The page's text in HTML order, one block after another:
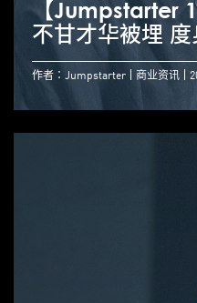
【Jumpstarter
不甘才华被埋
作者：Jumpstarter 商业资讯